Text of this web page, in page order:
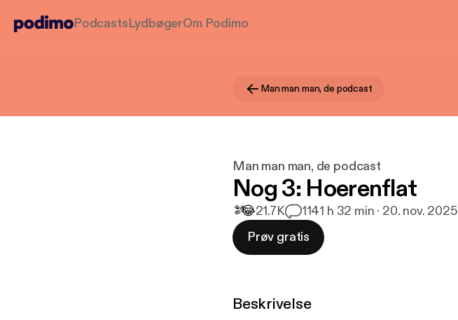
PodcastsLydbøgerOm Podimo
Man man man, de podcast
Man man man, de podcast
Nog 3: Hoerenflat
🫘️😂21.7K 1141 h 32 min · 20. nov. 2025
Prøv gratis
Beskrivelse